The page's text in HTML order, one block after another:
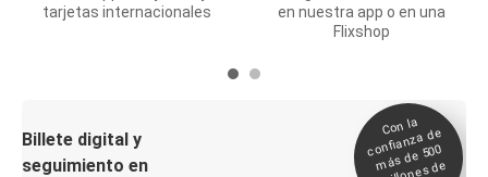
tarjetas internacionales
en nuestra app o en una
Flixshop
Billete digital y
seguimiento en
Con la
confianza de
más de 500